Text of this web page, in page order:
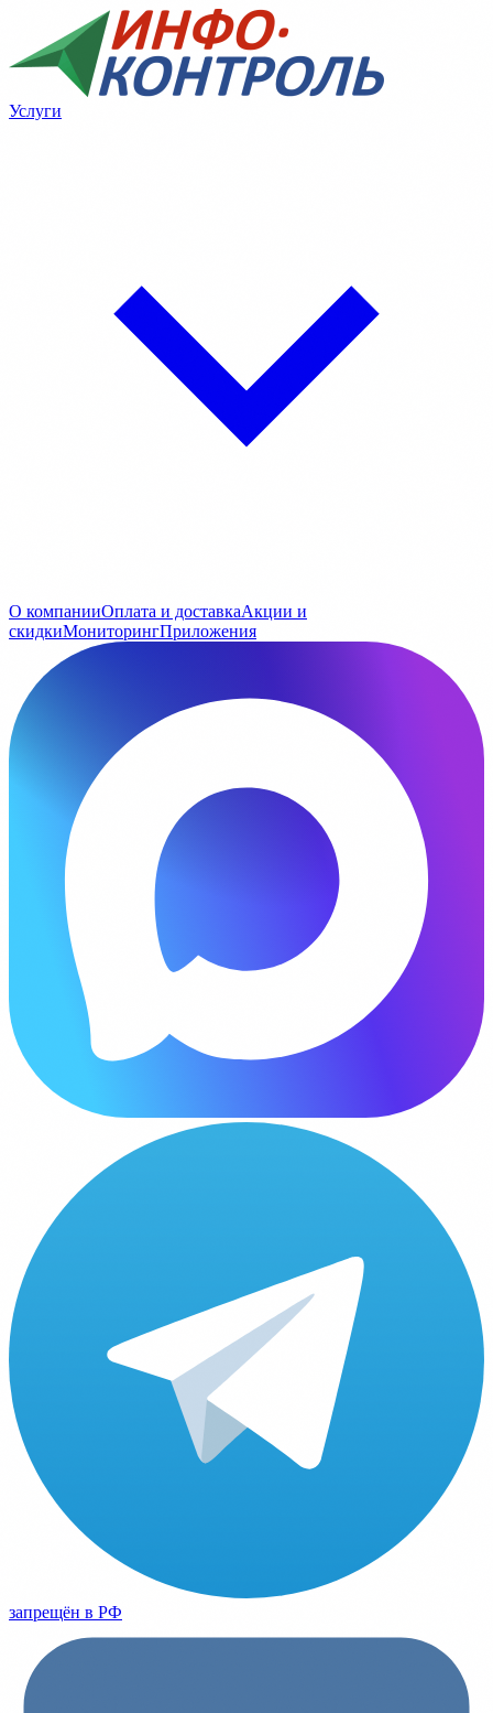
Услуги
О компанииОплата и доставкаАкции и
скидкиМониторингПриложения
запрещён в РФ